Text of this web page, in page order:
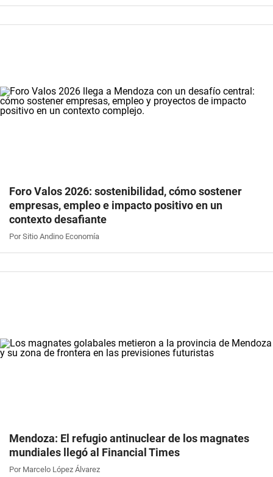
Foro Valos 2026: sostenibilidad, cómo sostener
empresas, empleo e impacto positivo en un
contexto desafiante
Por Sitio Andino Economía
Mendoza: El refugio antinuclear de los magnates
mundiales llegó al Financial Times
Por Marcelo López Álvarez